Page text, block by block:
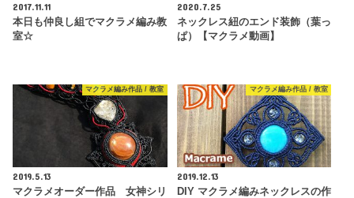
2017.11.11
本日も仲良し組でマクラメ編み教
室☆
2020.7.25
ネックレス紐のエンド装飾（葉っ
ぱ）【マクラメ動画】
マクラメ編み作品 / 教室
2019.5.13
マクラメオーダー作品 女神シリ
マクラメ編み作品 / 教室
2019.12.13
DIY マクラメ編みネックレスの作